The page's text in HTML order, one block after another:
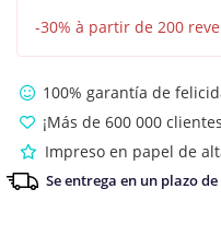
-30% à partir de 200
100% garantía de
¡Más de 600 000
Impreso en papel de
Se entrega en un plazo de